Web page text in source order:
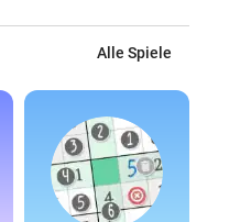
Alle Spiele